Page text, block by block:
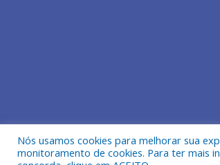
Todos os direitos reservados
Nós usamos cookies para melhorar sua
monitoramento de cookies. Para ter mais